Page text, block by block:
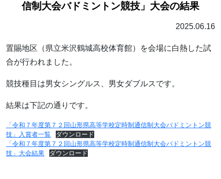
信制大会バドミントン競技」大会の結果
2025.06.16
置賜地区（県立米沢鶴城高校体育館）を会場に白熱した試
合が行われました。
競技種目は男女シングルス、男女ダブルスです。
結果は下記の通りです。
「令和７年度第７２回山形県高等学校定時制通信制大会バドミントン競
技」入賞者一覧
ダウンロード
「令和７年度第７２回山形県高等学校定時制通信制大会バドミントン競
技」大会結果
ダウンロード